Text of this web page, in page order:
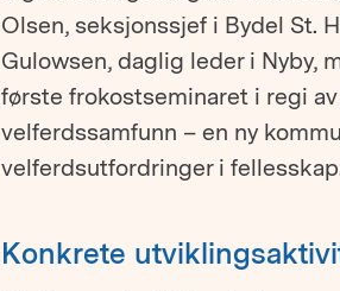
Olsen, seksjonssjef i Bydel St.
Gulowsen, daglig leder i Nyby,
første frokostseminaret i regi
velferdssamfunn – en ny
velferdsutfordringer i
Konkrete